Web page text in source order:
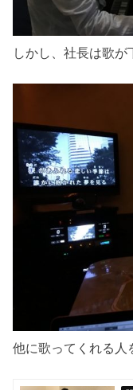
しかし、社長は歌が
他に歌ってくれる人